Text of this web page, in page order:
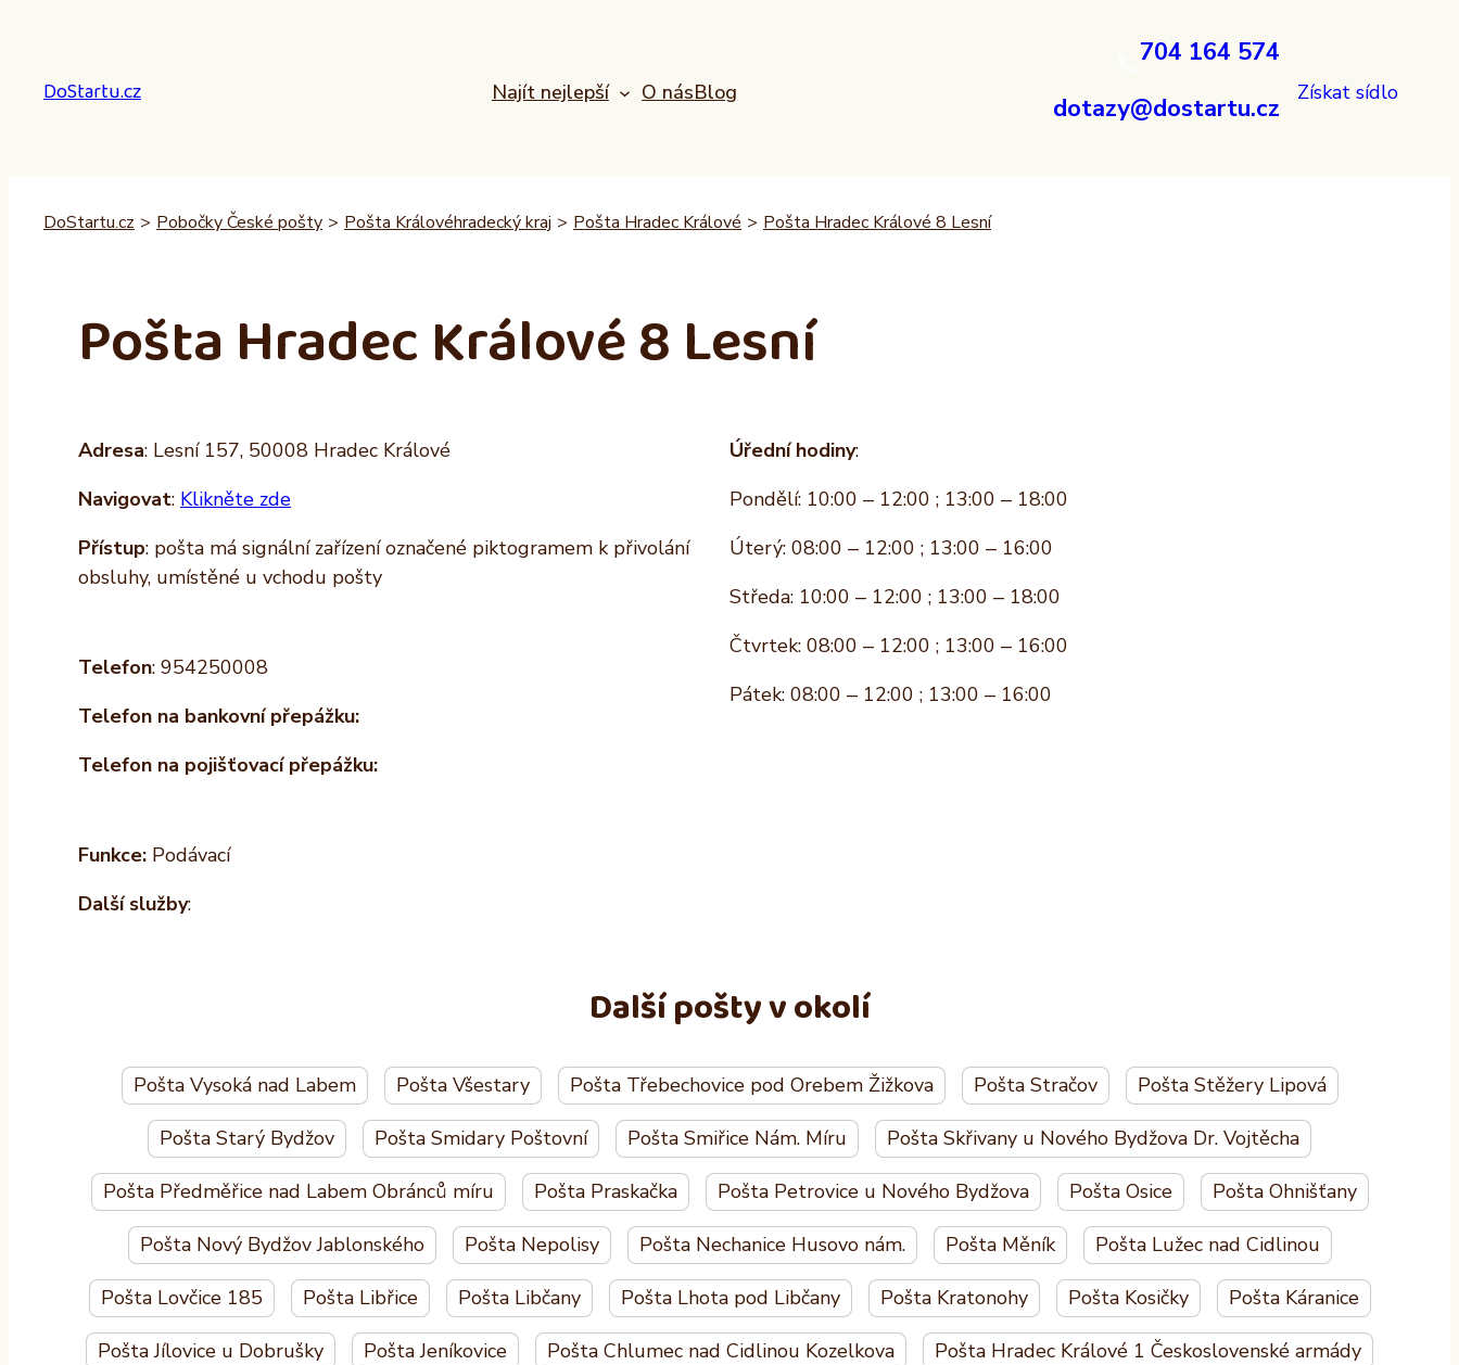
DoStartu.cz Najít nejlepší O násBlog
704 164 574
dotazy@dostartu.cz
Získat sídlo
DoStartu.cz > Pobočky České pošty > Pošta Královéhradecký kraj > Pošta Hradec Králové > Pošta Hradec Králové 8 Lesní
Pošta Hradec Králové 8 Lesní
Adresa: Lesní 157, 50008 Hradec Králové
Navigovat: Klikněte zde
Přístup: pošta má signální zařízení označené piktogramem k přivolání
obsluhy, umístěné u vchodu pošty
Telefon: 954250008
Telefon na bankovní přepážku:
Telefon na pojišťovací přepážku:
Úřední hodiny:
Pondělí: 10:00 – 12:00 ; 13:00 – 18:00
Úterý: 08:00 – 12:00 ; 13:00 – 16:00
Středa: 10:00 – 12:00 ; 13:00 – 18:00
Čtvrtek: 08:00 – 12:00 ; 13:00 – 16:00
Pátek: 08:00 – 12:00 ; 13:00 – 16:00
Funkce: Podávací
Další služby:
Další pošty v okolí
Pošta Vysoká nad Labem Pošta Všestary Pošta Třebechovice pod Orebem Žižkova Pošta Stračov Pošta Stěžery Lipová
Pošta Starý Bydžov Pošta Smidary Poštovní Pošta Smiřice Nám. Míru Pošta Skřivany u Nového Bydžova Dr. Vojtěcha
Pošta Předměřice nad Labem Obránců míru Pošta Praskačka Pošta Petrovice u Nového Bydžova Pošta Osice Pošta Ohnišťany
Pošta Nový Bydžov Jablonského Pošta Nepolisy Pošta Nechanice Husovo nám. Pošta Měník Pošta Lužec nad Cidlinou
Pošta Lovčice 185 Pošta Libřice Pošta Libčany Pošta Lhota pod Libčany Pošta Kratonohy Pošta Kosičky Pošta Káranice
Pošta Jílovice u Dobrušky Pošta Jeníkovice Pošta Chlumec nad Cidlinou Kozelkova Pošta Hradec Králové 1 Československé armády